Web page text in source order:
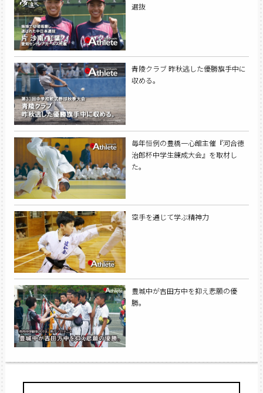
選抜
青陵クラブ 昨秋逃した優勝旗手中に
収める。
毎年恒例の豊橋一心館主催『河合徳
治郎杯中学生錬成大会』を取材し
た。
空手を通じて学ぶ精神力
豊城中が吉田方中を抑え悲願の優
勝。